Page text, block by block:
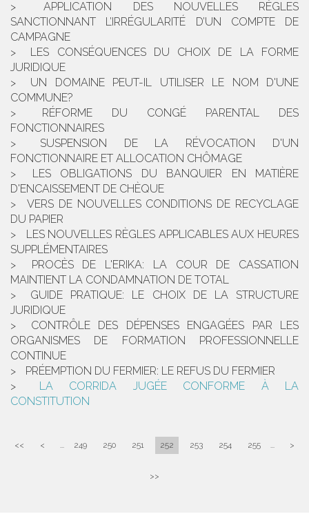
APPLICATION DES NOUVELLES RÈGLES
SANCTIONNANT L’IRRÉGULARITÉ D’UN COMPTE DE
CAMPAGNE
LES CONSÉQUENCES DU CHOIX DE LA FORME
JURIDIQUE
UN DOMAINE PEUT-IL UTILISER LE NOM D'UNE
COMMUNE?
RÉFORME DU CONGÉ PARENTAL DES
FONCTIONNAIRES
SUSPENSION DE LA RÉVOCATION D'UN
FONCTIONNAIRE ET ALLOCATION CHÔMAGE
LES OBLIGATIONS DU BANQUIER EN MATIÈRE
D'ENCAISSEMENT DE CHÈQUE
VERS DE NOUVELLES CONDITIONS DE RECYCLAGE
DU PAPIER
LES NOUVELLES RÈGLES APPLICABLES AUX HEURES
SUPPLÉMENTAIRES
PROCÈS DE L'ERIKA: LA COUR DE CASSATION
MAINTIENT LA CONDAMNATION DE TOTAL
GUIDE PRATIQUE: LE CHOIX DE LA STRUCTURE
JURIDIQUE
CONTRÔLE DES DÉPENSES ENGAGÉES PAR LES
ORGANISMES DE FORMATION PROFESSIONNELLE
CONTINUE
PRÉEMPTION DU FERMIER: LE REFUS DU FERMIER
LA CORRIDA JUGÉE CONFORME À LA
CONSTITUTION
<< < ... 249 250 251 252 253 254 255 ... >
>>